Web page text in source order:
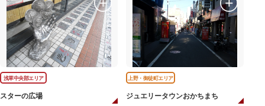
浅草中央部エリア
スターの広場
上野・御徒町エリア
ジュエリータウンおかちまち